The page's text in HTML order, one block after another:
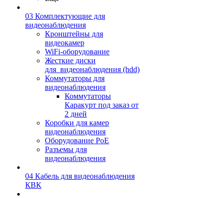
03 Комплектующие для
видеонаблюдения
Кронштейны для
видеокамер
WiFi-оборудование
Жесткие диски
для_видеонаблюдения (hdd)
Коммутаторы для
видеонаблюдения
Коммутаторы
Каракурт под заказ от
2 дней
Коробки для камер
видеонаблюдения
Оборудование PoE
Разъемы для
видеонаблюдения
04 Кабель для видеонаблюдения
КВК